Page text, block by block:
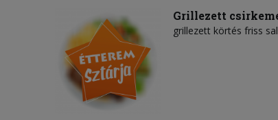
Grillezett
grillezett körtés friss